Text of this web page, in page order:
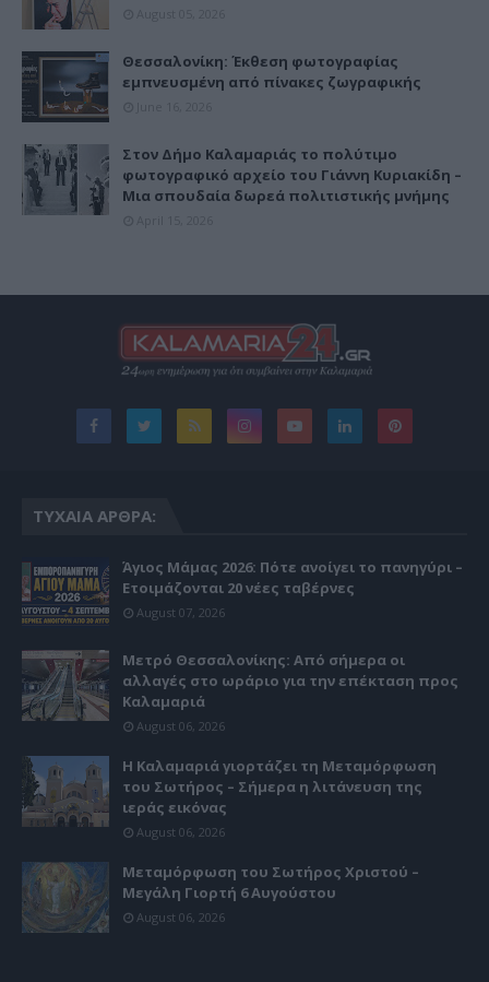
Θεσσαλονίκη: Έκθεση φωτογραφίας
εμπνευσμένη από πίνακες ζωγραφικής
Στον Δήμο Καλαμαριάς το πολύτιμο
φωτογραφικό αρχείο του Γιάννη Κυριακίδη –
Μια σπουδαία δωρεά πολιτιστικής μνήμης
ΤΥΧΑΊΑ ΆΡΘΡΑ:
Άγιος Μάμας 2026: Πότε ανοίγει το πανηγύρι –
Ετοιμάζονται 20 νέες ταβέρνες
August 07, 2026
Μετρό Θεσσαλονίκης: Από σήμερα οι
αλλαγές στο ωράριο για την επέκταση προς
Καλαμαριά
August 06, 2026
Η Καλαμαριά γιορτάζει τη Μεταμόρφωση
του Σωτήρος – Σήμερα η λιτάνευση της
ιεράς εικόνας
August 06, 2026
Μεταμόρφωση του Σωτήρος Χριστού –
Μεγάλη Γιορτή 6 Αυγούστου
August 06, 2026